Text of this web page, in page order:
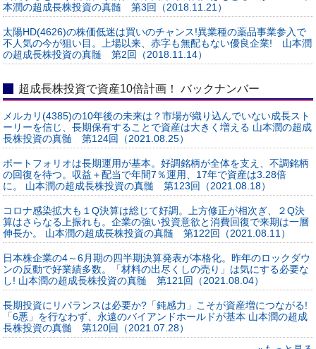
本潤の超成長株投資の真髄 第3回（2018.11.21）
太陽HD(4626)の株価低迷は買いのチャンス!異業種の薬品事業参入で
不人気の今が狙い目。上場以来、赤字も無配もない優良企業! 山本潤
の超成長株投資の真髄 第2回（2018.11.14）
超成長株投資で資産10倍計画！ バックナンバー
メルカリ(4385)の10年後の未来は？市場が織り込んでいない成長スト
ーリーを信じ、長期保有することで資産は大きく増える 山本潤の超成
長株投資の真髄 第124回（2021.08.25）
ポートフォリオは長期運用が基本。好調銘柄が全体を支え、不調銘柄
の回復を待つ。収益＋配当で年間7％運用、17年で資産は3.28倍
に。 山本潤の超成長株投資の真髄 第123回（2021.08.18）
コロナ感染拡大も１Q決算は総じて好調。上方修正が相次ぎ、２Q決
算はさらなる上振れも。企業の強い投資意欲と消費回復で来期は一層
伸長か。 山本潤の超成長株投資の真髄 第122回（2021.08.11）
日本株企業の4～6月期の四半期決算発表が本格化。昨年のロックダウ
ンの反動で好業績多数。「材料の出尽くしの売り」は気にする必要な
し! 山本潤の超成長株投資の真髄 第121回（2021.08.04）
長期投資にリバランスは必要か?「鈍感力」こそが資産増につながる!
「6悪」を行なわず、永遠のバイアンドホールドが基本 山本潤の超成
長株投資の真髄 第120回（2021.07.28）